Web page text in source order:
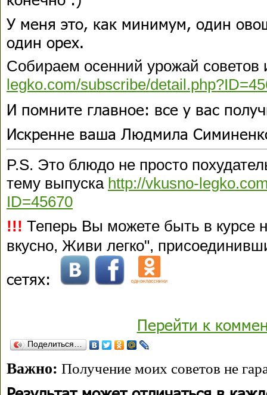
У меня это, как минимум, один
один орех.
Собираем осенний урожай советов
legko.com/subscribe/
И помните главное: все у вас
Искренне ваша Людмила
P.S. Это блюдо не просто
тему выпуска http://vkusno-
ID=45670
!!! Теперь Вы можете быть в курсе
вкусно, Живи легко",
сетях:
Перейти к
Поделиться…
Важно: Получение моих советов не